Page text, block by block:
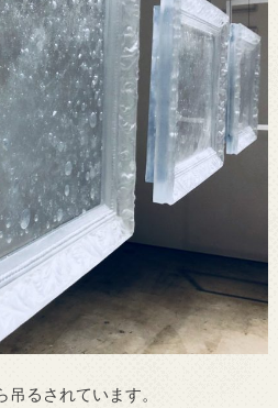
るされています。